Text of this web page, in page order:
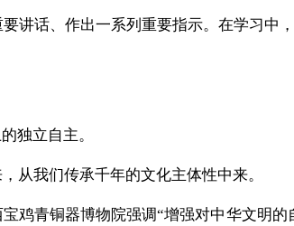
话、作出一系列重要指示。在学习中
独立自主。
从我们传承千年的文化主体性中来。
鸡青铜器博物院强调“增强对中华文明